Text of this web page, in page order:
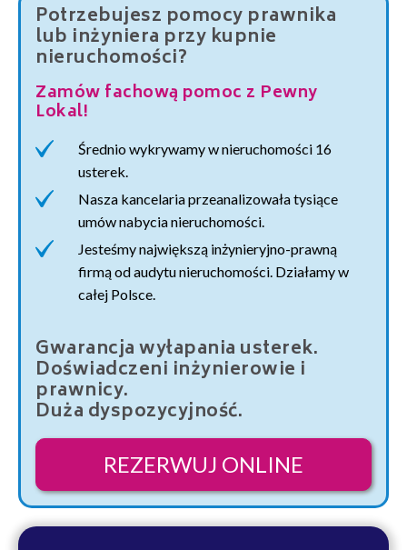
Potrzebujesz pomocy prawnika
lub inżyniera przy kupnie
nieruchomości?
Zamów fachową pomoc z Pewny
Lokal!
Średnio wykrywamy w nieruchomości 16
usterek.
Nasza kancelaria przeanalizowała tysiące
umów nabycia nieruchomości.
Jesteśmy największą inżynieryjno-prawną
firmą od audytu nieruchomości. Działamy w
całej Polsce.
Gwarancja wyłapania usterek.
Doświadczeni inżynierowie i
prawnicy.
Duża dyspozycyjność.
REZERWUJ ONLINE